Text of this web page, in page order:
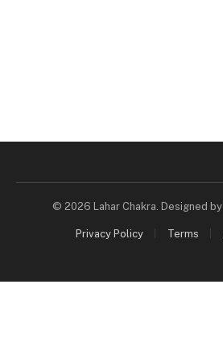
© 2026 Lahar Chakra. Designed by
Privacy Policy Terms